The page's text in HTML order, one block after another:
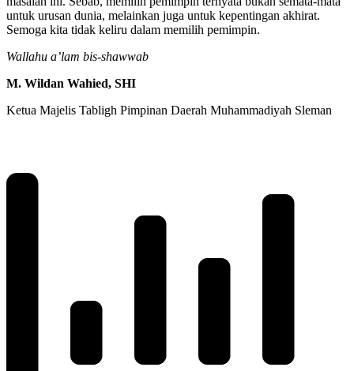
untuk urusan dunia, melainkan juga untuk kepentingan akhirat.
Semoga kita tidak keliru dalam memilih pemimpin.
Wallahu a’lam bis-shawwab
M. Wildan Wahied, SHI
Ketua Majelis Tabligh Pimpinan Daerah Muhammadiyah Sleman